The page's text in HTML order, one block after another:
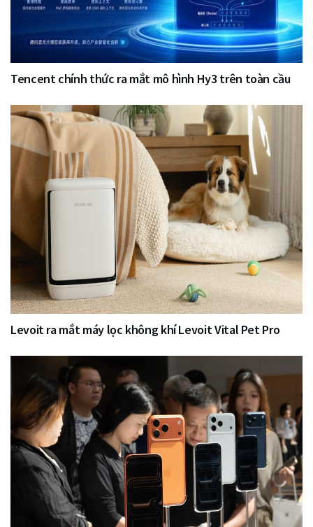
Tencent chính thức ra mắt mô hình Hy3 trên toàn cầu
Levoit ra mắt máy lọc không khí Levoit Vital Pet Pro